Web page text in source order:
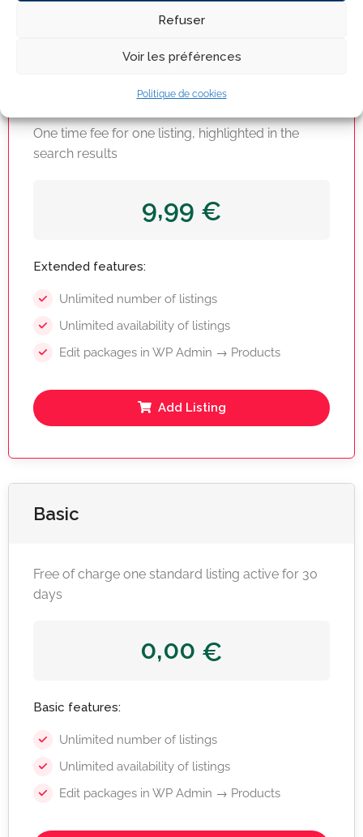
Refuser
Voir les préférences
Politique de cookies
One time fee for one listing, highlighted in the
search results
9,99 €
Extended features:
Unlimited number of listings
Unlimited availability of listings
Edit packages in WP Admin → Products
Add Listing
Basic
Free of charge one standard listing active for 30
days
0,00 €
Basic features:
Unlimited number of listings
Unlimited availability of listings
Edit packages in WP Admin → Products